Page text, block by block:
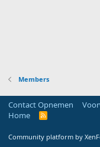
Members
Contact Opnemen
Home
R
Community platform by